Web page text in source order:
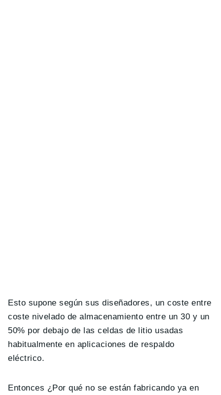
Esto supone según sus diseñadores, un coste entre
coste nivelado de almacenamiento entre un 30 y un
50% por debajo de las celdas de litio usadas
habitualmente en aplicaciones de respaldo
eléctrico.
Entonces ¿Por qué no se están fabricando ya en